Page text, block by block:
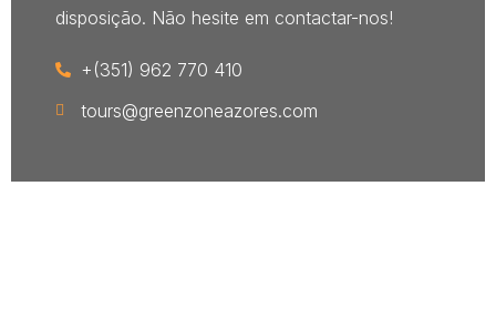
disposição. Não hesite em contactar-nos!
+(351) 962 770 410
tours@greenzoneazores.com